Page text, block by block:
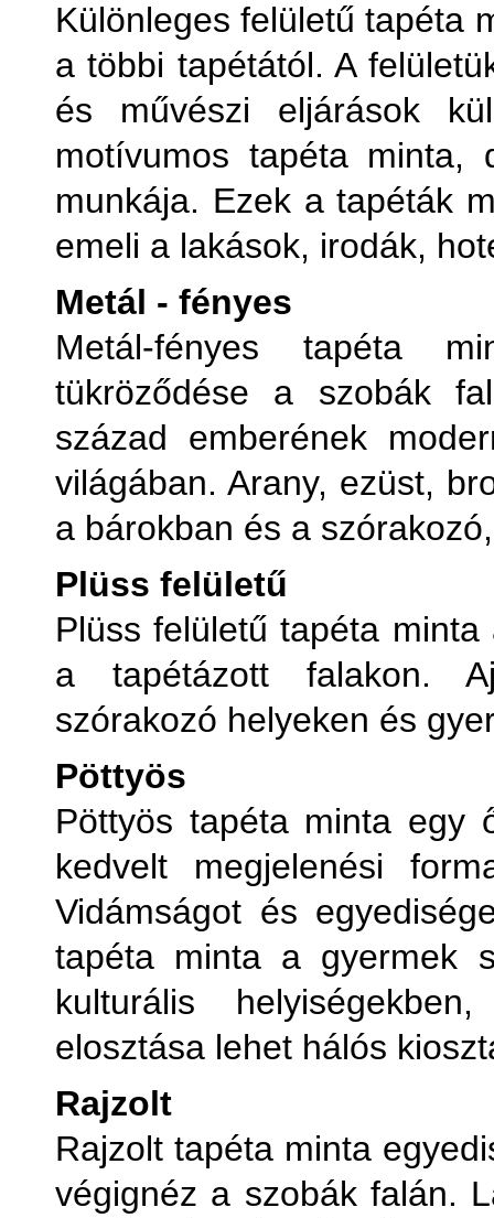
Különleges felületű tapéta
a többi tapétától. A
és művészi eljárások
motívumos tapéta minta,
munkája. Ezek a tapéták
emeli a lakások, irodák,
Metál - fényes
Metál-fényes tapéta
tükröződése a szobák
század emberének
világában. Arany, ezüst,
a bárokban és a
Plüss felületű
Plüss felületű tapéta
a tapétázott falakon.
szórakozó helyeken és
Pöttyös
Pöttyös tapéta minta egy
kedvelt megjelenési
Vidámságot és
tapéta minta a gyermek
kulturális
elosztása lehet hálós
Rajzolt
Rajzolt tapéta minta
végignéz a szobák falán.